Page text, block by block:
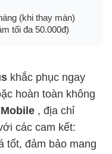
(khi thay màn)
tối đa 50.000đ)
khắc phục ngay
hoàn toàn không
, địa chỉ
các cam kết:
tốt, đảm bảo mang